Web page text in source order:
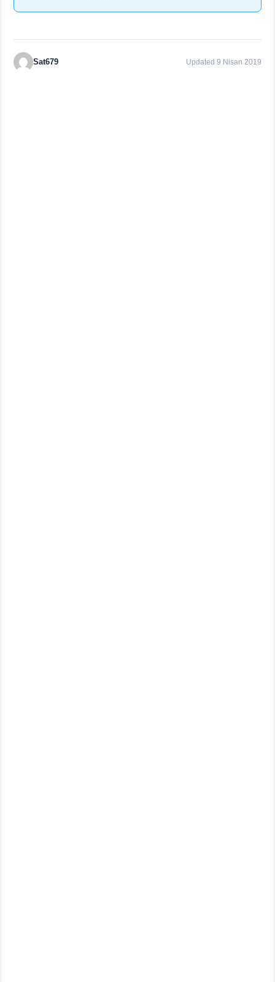
Sat679 Updated 9 Nisan 2019